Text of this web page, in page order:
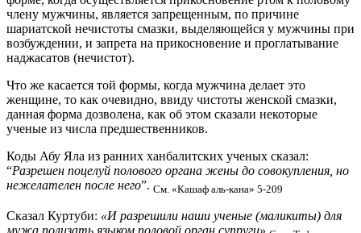
члену мужчины, является запрещенным, по причине
шариатской нечистоты смазки, выделяющейся у мужчины при
возбуждении, и запрета на прикосновение и проглатывание
наджасатов (нечистот).
Что же касается той формы, когда мужчина делает это
женщине, то как очевидно, ввиду чистоты женской смазки,
данная форма дозволена, как об этом сказали некоторые
ученые из числа предшественников.
Коды Абу Яла из ранних ханбалитских ученых сказал:
“Разрешен поцелуй полового органа жены до совокупления, но
нежелателен после него”. См. «Кашаф аль-кана» 5-209
Сказал Куртуби: «И разрешили наши ученые (маликиты) для
мужа полизать языком половой орган супруги»